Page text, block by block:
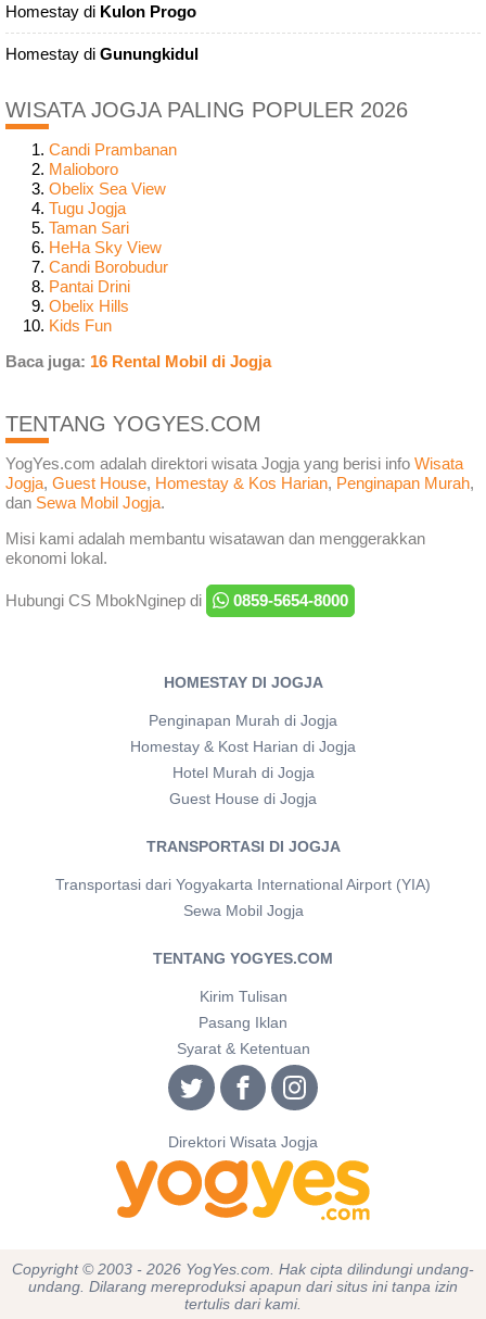
Homestay di Kulon Progo
Homestay di Gunungkidul
WISATA JOGJA PALING POPULER 2026
Candi Prambanan
Malioboro
Obelix Sea View
Tugu Jogja
Taman Sari
HeHa Sky View
Candi Borobudur
Pantai Drini
Obelix Hills
Kids Fun
Baca juga: 16 Rental Mobil di Jogja
TENTANG YOGYES.COM
YogYes.com adalah direktori wisata Jogja yang berisi info Wisata
Jogja, Guest House, Homestay & Kos Harian, Penginapan Murah,
dan Sewa Mobil Jogja.
Misi kami adalah membantu wisatawan dan menggerakkan
ekonomi lokal.
Hubungi CS MbokNginep di 0859-5654-8000
HOMESTAY DI JOGJA
Penginapan Murah di Jogja
Homestay & Kost Harian di Jogja
Hotel Murah di Jogja
Guest House di Jogja
TRANSPORTASI DI JOGJA
Transportasi dari Yogyakarta International Airport (YIA)
Sewa Mobil Jogja
TENTANG YOGYES.COM
Kirim Tulisan
Pasang Iklan
Syarat & Ketentuan
Direktori Wisata Jogja
Copyright © 2003 - 2026 YogYes.com. Hak cipta dilindungi undang-
undang. Dilarang mereproduksi apapun dari situs ini tanpa izin
tertulis dari kami.